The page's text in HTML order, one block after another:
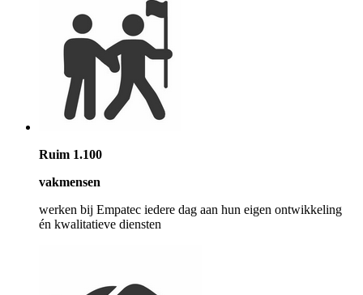
Ruim 1.100
vakmensen
werken bij Empatec iedere dag aan hun eigen ontwikkeling
én kwalitatieve diensten